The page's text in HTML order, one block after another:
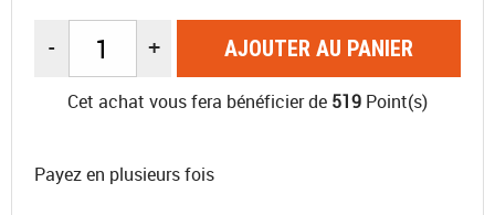
- + AJOUTER AU PANIER
Cet achat vous fera bénéficier de 519 Point(s)
Payez en plusieurs fois